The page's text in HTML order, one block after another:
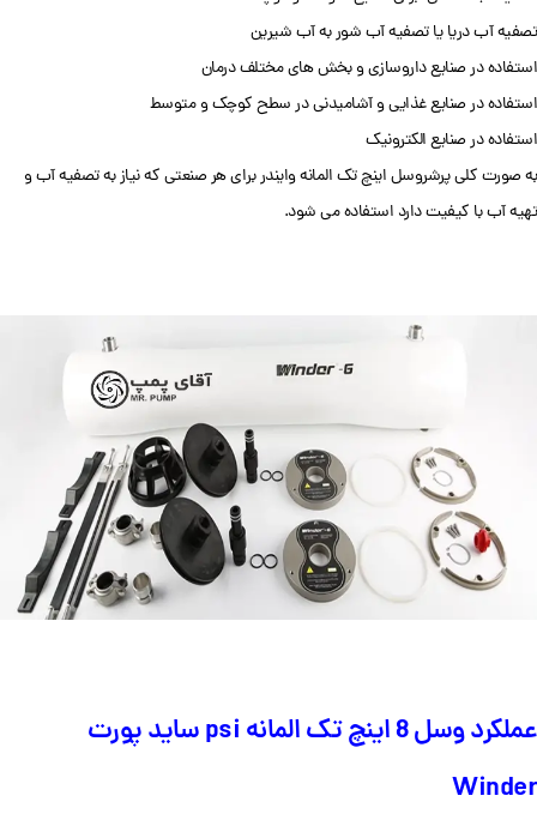
تصفیه آب دریا یا تصفیه آب شور به آب شیرین
استفاده در صنایع داروسازی و بخش های مختلف درمان
استفاده در صنایع غذایی و آشامیدنی در سطح کوچک و متوسط
استفاده در صنایع الکترونیک
به صورت کلی پرشروسل اینچ تک المانه وایندر برای هر صنعتی که نیاز به تصفیه آب و
تهیه آب با کیفیت دارد استفاده می شود.
عملکرد وسل 8 اینچ تک المانه psi ساید پورت
Winder